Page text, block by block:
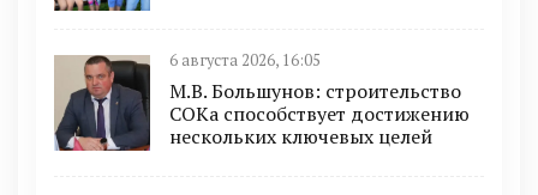
6 августа 2026, 16:05
М.В. Большунов: строительство
СОКа способствует достижению
нескольких ключевых целей